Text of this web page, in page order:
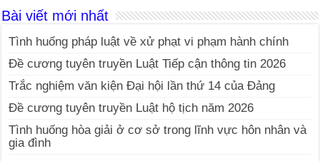
Bài viết mới nhất
Tình huống pháp luật về xử phạt vi phạm hành chính
Đề cương tuyên truyền Luật Tiếp cận thông tin 2026
Trắc nghiệm văn kiện Đại hội lần thứ 14 của Đảng
Đề cương tuyên truyền Luật hộ tịch năm 2026
Tình huống hòa giải ở cơ sở trong lĩnh vực hôn nhân và
gia đình